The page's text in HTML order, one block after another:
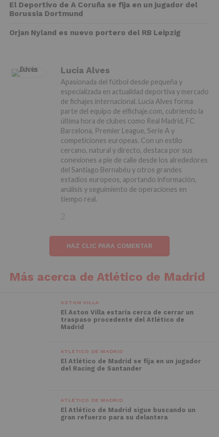
El Deportivo de A Coruña se fija en un jugador del
Borussia Dortmund
Orjan Nyland es nuevo portero del RB Leipzig
Lucía Alves
Apasionada del fútbol desde pequeña y
especializada en actualidad deportiva y mercado
de fichajes internacional. Lucía Alves forma
parte del equipo de elfichaje.com, cubriendo la
última hora de clubes como Real Madrid, FC
Barcelona, Premier League, Serie A y
competiciones europeas. Con un estilo
cercano, natural y directo, destaca por sus
conexiones a pie de calle desde los alrededores
del Santiago Bernabéu y otros grandes
estadios europeos, aportando información,
análisis y seguimiento de operaciones en
tiempo real.
HAZ CLIC PARA COMENTAR
Más acerca de Atlético de Madrid
ASTON VILLA
El Aston Villa estaría cerca de cerrar un
traspaso procedente del Atlético de
Madrid
ATLÉTICO DE MADRID
El Atlético de Madrid se fija en un jugador
del Racing de Santander
ATLÉTICO DE MADRID
El Atlético de Madrid sigue buscando un
gran refuerzo para su delantera